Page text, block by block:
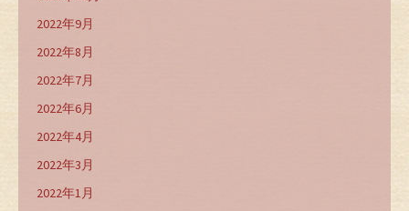
2022年9月
2022年8月
2022年7月
2022年6月
2022年4月
2022年3月
2022年1月